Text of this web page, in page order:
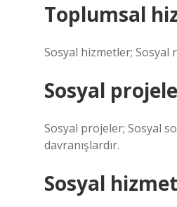
Toplumsal
Sosyal hizmetler; Sosyal
Sosyal
Sosyal projeler; Sosyal
davranışlardır.
Sosyal